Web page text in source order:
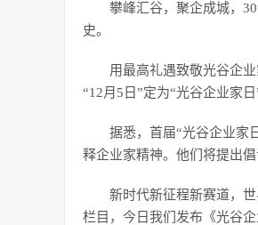
攀峰汇谷，聚企成城，
史。
用最高礼遇致敬光谷企
“12月5日”定为“光谷企业家日
据悉，首届“光谷企业家
释企业家精神。他们将提出倡
新时代新征程新赛道，
栏目，今日我们发布《光谷